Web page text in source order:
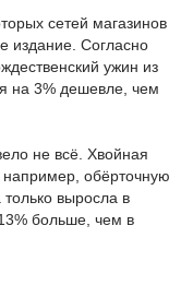
сетей магазинов
издание. Согласно
ужин из
на 3% дешевле, чем
не всё. Хвойная
например, обёрточную
только выросла в
больше, чем в